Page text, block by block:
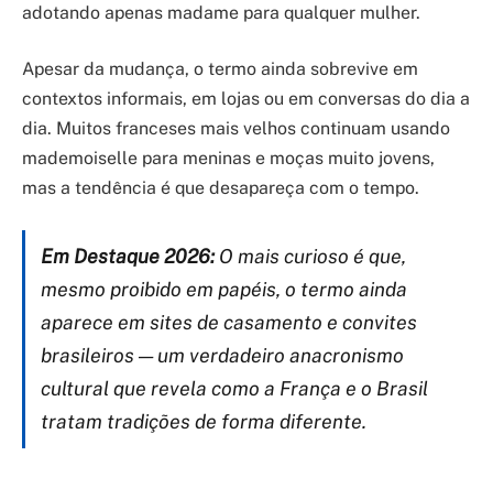
adotando apenas madame para qualquer mulher.
Apesar da mudança, o termo ainda sobrevive em
contextos informais, em lojas ou em conversas do dia a
dia. Muitos franceses mais velhos continuam usando
mademoiselle para meninas e moças muito jovens,
mas a tendência é que desapareça com o tempo.
Em Destaque 2026:O mais curioso é que,
mesmo proibido em papéis, o termo ainda
aparece em sites de casamento e convites
brasileiros — um verdadeiro anacronismo
cultural que revela como a França e o Brasil
tratam tradições de forma diferente.